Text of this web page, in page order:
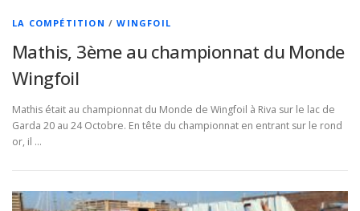
LA COMPÉTITION /WINGFOIL
Mathis, 3ème au championnat du Monde
Wingfoil
Mathis était au championnat du Monde de Wingfoil à Riva sur le lac de
Garda 20 au 24 Octobre. En tête du championnat en entrant sur le rond
or, il …